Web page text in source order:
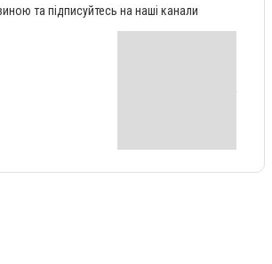
та підписуйтесь на наші канали